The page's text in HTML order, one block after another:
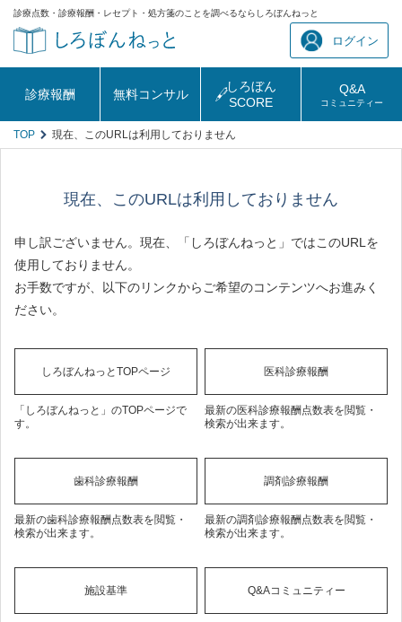
診療点数・診療報酬・レセプト・処方箋のことを調べるならしろぼんねっと
ログイン
診療報酬 無料コンサル
しろぼん
SCORE
Q&A
コミュニティー
TOP 現在、このURLは利用しておりません
現在、このURLは利用しておりません
申し訳ございません。現在、「しろぼんねっと」ではこのURLを
使用しておりません。
お手数ですが、以下のリンクからご希望のコンテンツへお進みく
ださい。
しろぼんねっとTOPページ
「しろぼんねっと」のTOPページで
す。
医科診療報酬
最新の医科診療報酬点数表を閲覧・
検索が出来ます。
歯科診療報酬
最新の歯科診療報酬点数表を閲覧・
検索が出来ます。
調剤診療報酬
最新の調剤診療報酬点数表を閲覧・
検索が出来ます。
施設基準 Q&Aコミュニティー